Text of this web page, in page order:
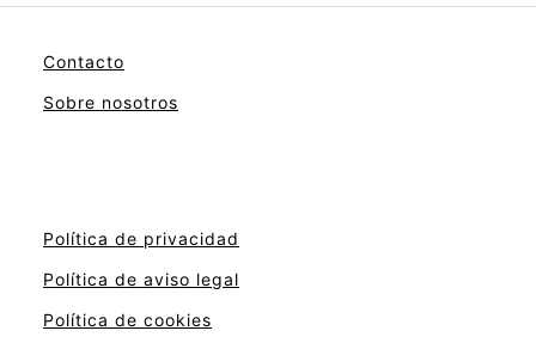
Contacto
Sobre nosotros
Política de privacidad
Política de aviso legal
Política de cookies